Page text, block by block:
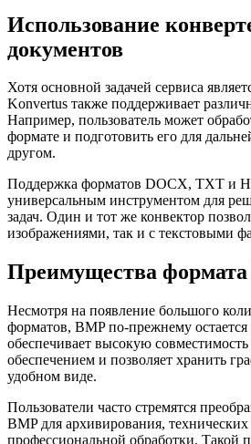
Использование
документов
Хотя основной задачей сервиса
Konvertus также поддерживает
Например, пользователь может
формате и подготовить его для
другом.
Поддержка форматов DOCX, TXT и
универсальным инструментом для
задач. Один и тот же конвектор
изображениями, так и с текстовыми
Преимущества
Несмотря на появление большого
форматов, BMP по-прежнему
обеспечивает высокую
обеспечением и позволяет хранить
удобном виде.
Пользователи часто стремятся
BMP для архивирования, технических
профессиональной обработки. Такой